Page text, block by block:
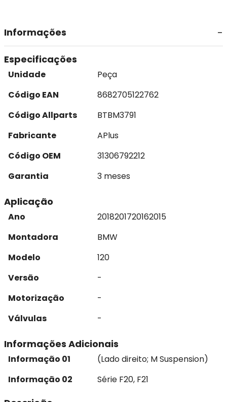
Informações
Especificações
Unidade
Peça
Código EAN
8682705122762
Código Allparts
BTBM3791
Fabricante
APlus
Código OEM
31306792212
Garantia
3 meses
Aplicação
Ano 2018201720162015
Montadora
BMW
Modelo
120
Versão
-
Motorização
-
Válvulas
-
Informações Adicionais
Informação 01
(Lado direito; M Suspension)
Informação 02
Série F20, F21